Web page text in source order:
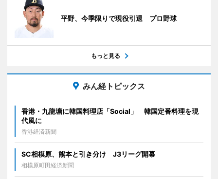
平野、今季限りで現役引退 プロ野球
もっと見る
みん経トピックス
香港・九龍塘に韓国料理店「Social」 韓国定番料理を現
代風に
香港経済新聞
SC相模原、熊本と引き分け J3リーグ開幕
相模原町田経済新聞